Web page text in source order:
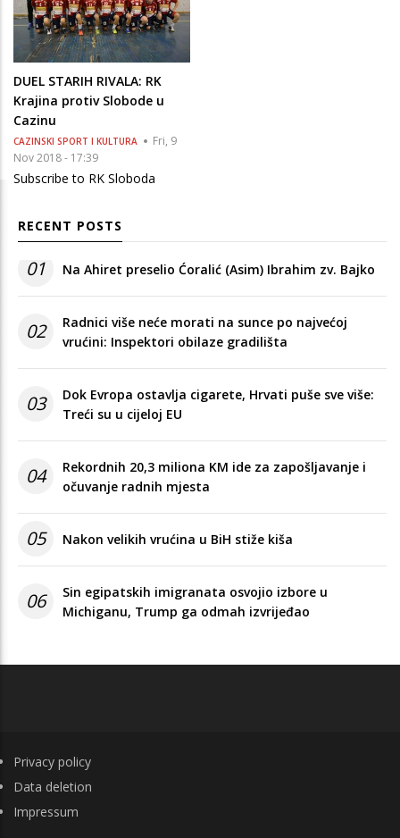
DUEL STARIH RIVALA: RK
Krajina protiv Slobode u
Cazinu
CAZINSKI SPORT I KULTURA
Fri, 9
Nov 2018 - 17:39
Subscribe to RK Sloboda
RECENT POSTS
01 Na Ahiret preselio Ćoralić (Asim) Ibrahim zv. Bajko
02
Radnici više neće morati na sunce po najvećoj
vrućini: Inspektori obilaze gradilišta
03
Dok Evropa ostavlja cigarete, Hrvati puše sve više:
Treći su u cijeloj EU
04
Rekordnih 20,3 miliona KM ide za zapošljavanje i
očuvanje radnih mjesta
05 Nakon velikih vrućina u BiH stiže kiša
06
Sin egipatskih imigranata osvojio izbore u
Michiganu, Trump ga odmah izvrijeđao
FOOTER
Privacy policy
Data deletion
Impressum